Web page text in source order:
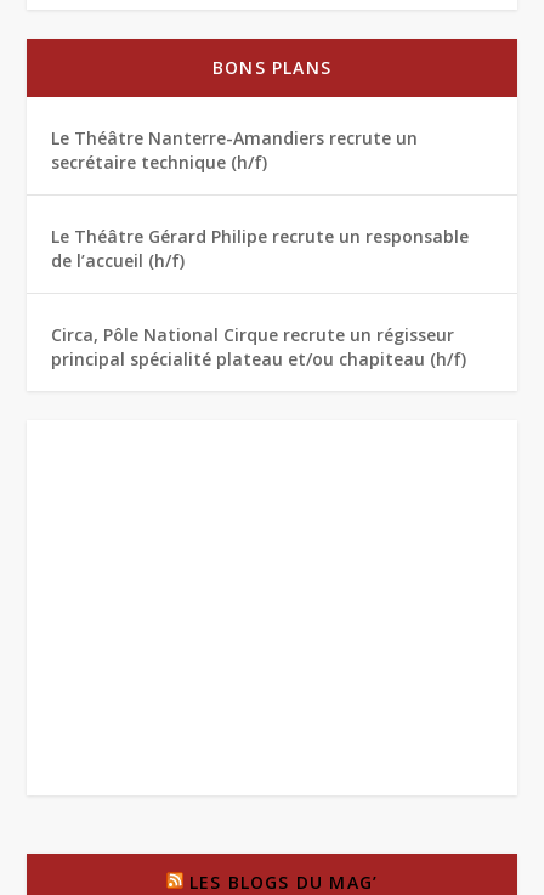
BONS PLANS
Le Théâtre Nanterre-Amandiers recrute un
secrétaire technique (h/f)
Le Théâtre Gérard Philipe recrute un responsable
de l’accueil (h/f)
Circa, Pôle National Cirque recrute un régisseur
principal spécialité plateau et/ou chapiteau (h/f)
LES BLOGS DU MAG’